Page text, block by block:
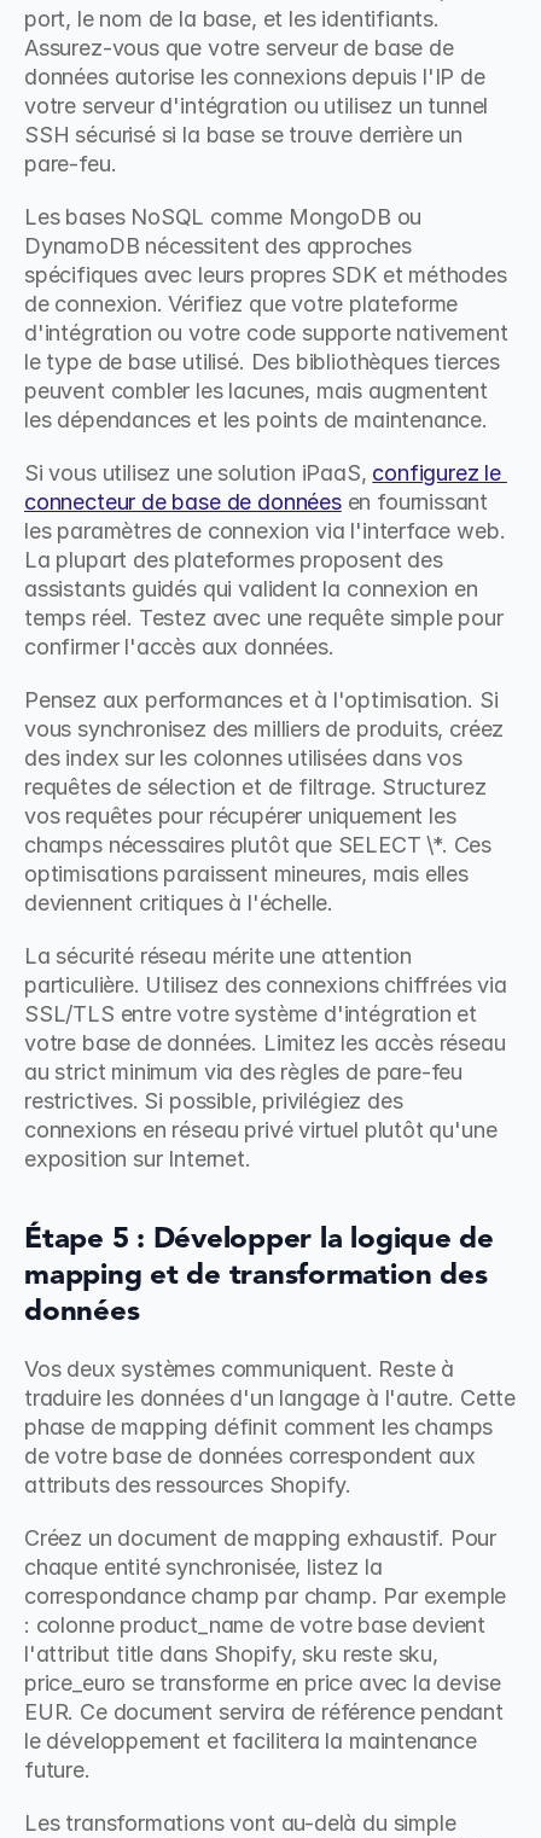
port, le nom de la base, et les identifiants.
Assurez-vous que votre serveur de base de
données autorise les connexions depuis l'IP de
votre serveur d'intégration ou utilisez un tunnel
SSH sécurisé si la base se trouve derrière un
pare-feu.
Les bases NoSQL comme MongoDB ou
DynamoDB nécessitent des approches
spécifiques avec leurs propres SDK et méthodes
de connexion. Vérifiez que votre plateforme
d'intégration ou votre code supporte nativement
le type de base utilisé. Des bibliothèques tierces
peuvent combler les lacunes, mais augmentent
les dépendances et les points de maintenance.
Si vous utilisez une solution iPaaS, configurez le
connecteur de base de données en fournissant
les paramètres de connexion via l'interface web.
La plupart des plateformes proposent des
assistants guidés qui valident la connexion en
temps réel. Testez avec une requête simple pour
confirmer l'accès aux données.
Pensez aux performances et à l'optimisation. Si
vous synchronisez des milliers de produits, créez
des index sur les colonnes utilisées dans vos
requêtes de sélection et de filtrage. Structurez
vos requêtes pour récupérer uniquement les
champs nécessaires plutôt que SELECT \*. Ces
optimisations paraissent mineures, mais elles
deviennent critiques à l'échelle.
La sécurité réseau mérite une attention
particulière. Utilisez des connexions chiffrées via
SSL/TLS entre votre système d'intégration et
votre base de données. Limitez les accès réseau
au strict minimum via des règles de pare-feu
restrictives. Si possible, privilégiez des
connexions en réseau privé virtuel plutôt qu'une
exposition sur Internet.
Étape 5 : Développer la logique de
mapping et de transformation des
données
Vos deux systèmes communiquent. Reste à
traduire les données d'un langage à l'autre. Cette
phase de mapping définit comment les champs
de votre base de données correspondent aux
attributs des ressources Shopify.
Créez un document de mapping exhaustif. Pour
chaque entité synchronisée, listez la
correspondance champ par champ. Par exemple
: colonne product_name de votre base devient
l'attribut title dans Shopify, sku reste sku,
price_euro se transforme en price avec la devise
EUR. Ce document servira de référence pendant
le développement et facilitera la maintenance
future.
Les transformations vont au-delà du simple